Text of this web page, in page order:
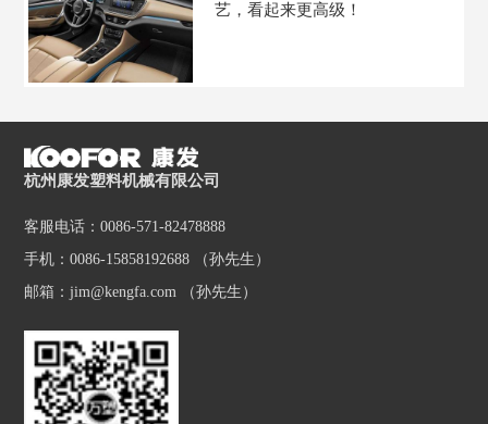
艺，看起来更高级！
杭州康发塑料机械有限公司
客服电话：0086-571-82478888
手机：0086-15858192688 （孙先生）
邮箱：jim@kengfa.com （孙先生）